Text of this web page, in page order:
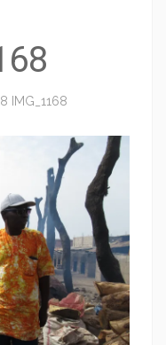
IMG_1168